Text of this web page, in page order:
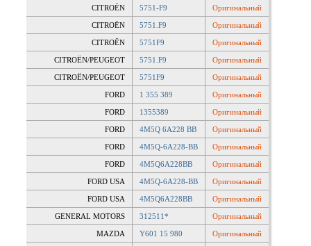
CITROËN 5751-F9 Оригинальный
CITROËN 5751.F9 Оригинальный
CITROËN 5751F9 Оригинальный
CITROËN/PEUGEOT 5751.F9 Оригинальный
CITROËN/PEUGEOT 5751F9 Оригинальный
FORD 1 355 389 Оригинальный
FORD 1355389 Оригинальный
FORD 4M5Q 6A228 BB Оригинальный
FORD 4M5Q-6A228-BB Оригинальный
FORD 4M5Q6A228BB Оригинальный
FORD USA 4M5Q-6A228-BB Оригинальный
FORD USA 4M5Q6A228BB Оригинальный
GENERAL MOTORS 312511* Оригинальный
MAZDA Y601 15 980 Оригинальный